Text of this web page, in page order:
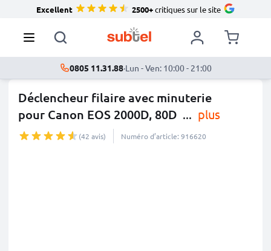
Excellent 2500+critiques sur le site
0805 11.31.88·Lun - Ven: 10:00 - 21:00
Déclencheur filaire avec minuterie
pour Canon EOS 2000D, 80D ... plus
(42 avis) Numéro d’article: 916620